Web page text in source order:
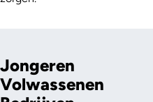
Jongeren
Volwassenen